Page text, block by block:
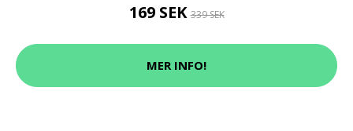
169 SEK339 SEK
MER INFO!